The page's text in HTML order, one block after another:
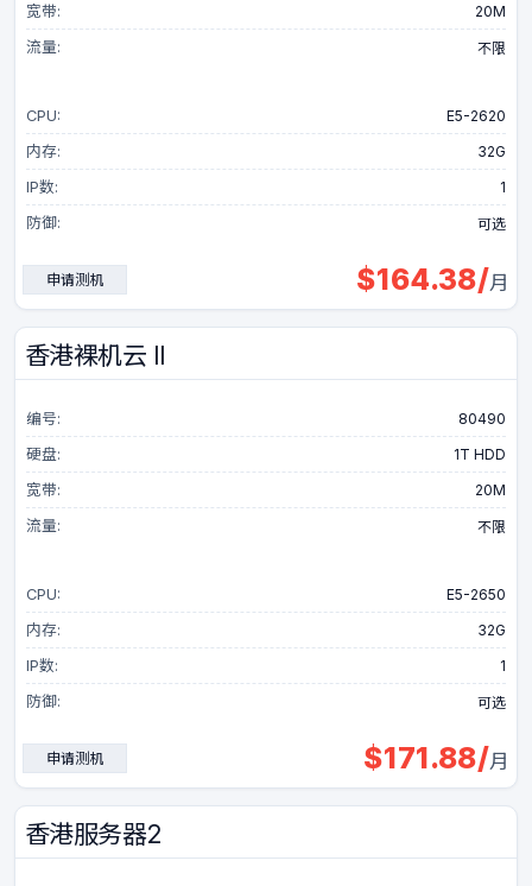
伦敦-国际线路
台湾-优化线路
台湾-国际线路
圣何塞-优化线路
GPU服务器
大带宽服务器
DDOS防御
高防服务器
宽带:
20M
流量:
不限
CPU:
E5-2620
内存:
32G
IP数:
1
防御:
可选
申请测机 $164.38/月
香港裸机云 II
编号:
80490
硬盘:
1T HDD
宽带:
20M
流量:
不限
CPU:
E5-2650
内存:
32G
IP数:
1
防御:
可选
申请测机 $171.88/月
香港服务器2